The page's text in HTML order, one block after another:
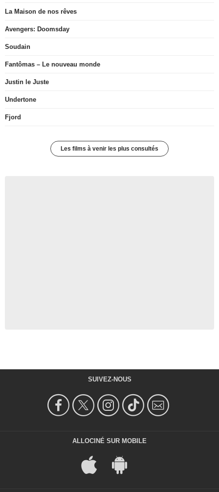
La Maison de nos rêves
Avengers: Doomsday
Soudain
Fantômas – Le nouveau monde
Justin le Juste
Undertone
Fjord
Les films à venir les plus consultés
SUIVEZ-NOUS
ALLOCINÉ SUR MOBILE